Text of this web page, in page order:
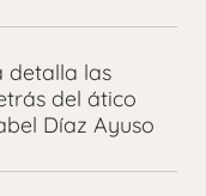
detalla las
del ático
Díaz Ayuso